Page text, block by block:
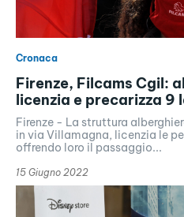
Cronaca
Firenze, Filcams Cgil:
licenzia e precarizza
Firenze - La struttura
in via Villamagna, licenzia le
offrendo loro il passaggio...
15 Giugno 2022